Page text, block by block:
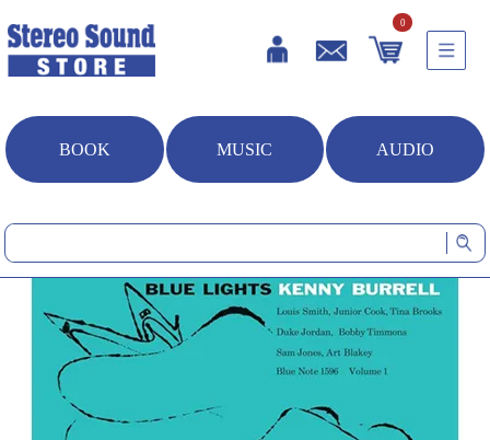
0
BOOK MUSIC AUDIO
HOME 音楽ソフト Blue Lights, Volume 1 (LP)